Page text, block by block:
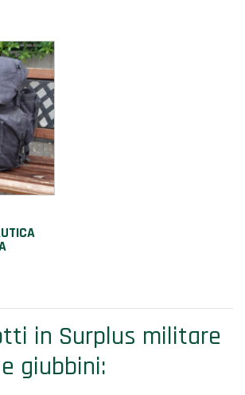
in Surplus militare
giubbini: